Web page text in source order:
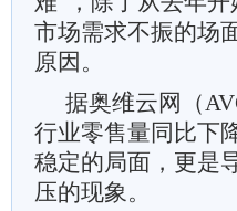
市场需求不振的场
原因。
据奥维云网（
行业零售量同比下
稳定的局面，更是
压的现象。